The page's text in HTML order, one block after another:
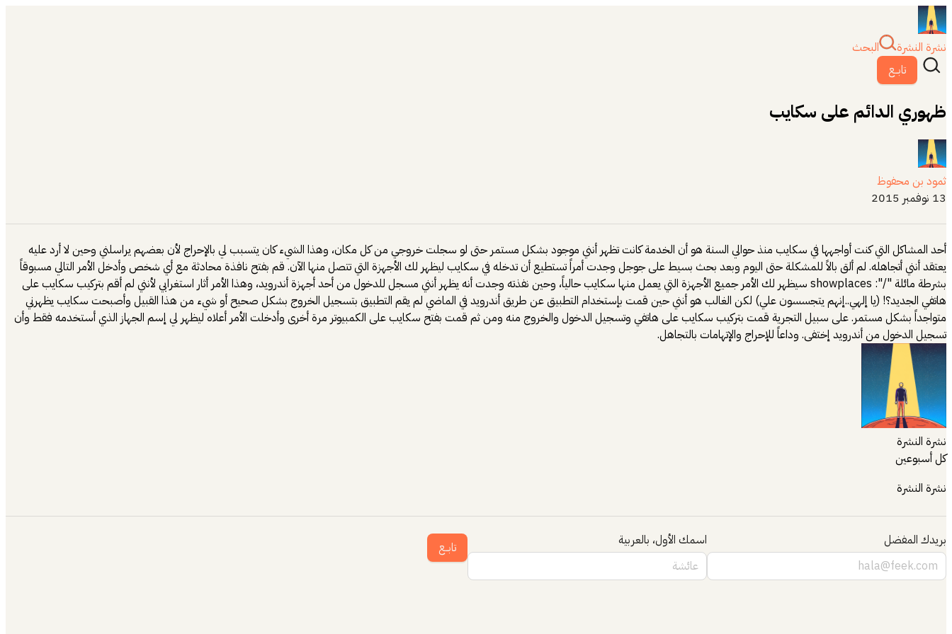
نشرة النشرة
البحث
تابــع
ظهوري الدائم على سكايب
ثمود بن محفوظ
13 نوفمبر 2015
أحد المشاكل التي كنت أواجهها في سكايب منذ حوالي السنة هو أن الخدمة كانت تظهر أنني موجود بشكل مستمر حتى لو سجلت خروجي من كل مكان، وهذا الشيء كان يتسبب لي بالإحراج لأن بعضهم يراسلني وحين لا أرد عليه
يعتقد أنني أتجاهله. لم ألق بالاً للمشكلة حتى اليوم وبعد بحث بسيط على جوجل وجدت أمراً تستطيع أن تدخله في سكايب ليظهر لك الأجهزة التي تتصل منها الآن. قم بفتح نافذة محادثة مع أي شخص وأدخل الأمر التالي مسبوقاً
بشرطة مائلة "/": showplaces سيظهر لك الأمر جميع الأجهزة التي يعمل منها سكايب حالياً، وحين نفذته وجدت أنه يظهر أنني مسجل للدخول من أحد أجهزة أندرويد، وهذا الأمر أثار استغرابي لأنني لم أقم بتركيب سكايب على
هاتفي الجديد؟! (يا إلهي..إنهم يتجسسون علي) لكن الغالب هو أنني حين قمت بإستخدام التطبيق عن طريق أندرويد في الماضي لم يقم التطبيق بتسجيل الخروج بشكل صحيح أو شيء من هذا القبيل وأصبحت سكايب يظهرني
متواجداً بشكل مستمر. على سبيل التجرية قمت بتركيب سكايب على هاتفي وتسجيل الدخول والخروج منه ومن ثم قمت بفتح سكايب على الكمبيوتر مرة أخرى وأدخلت الأمر أعلاه ليظهر لي إسم الجهاز الذي أستخدمه فقط وأن
تسجيل الدخول من أندرويد إختفى. وداعاً للإحراج والإتهامات بالتجاهل.
نشرة النشرة
كل أسبوعين
نشرة النشرة
بريدك المفضل اسمك الأول، بالعربية تابــع